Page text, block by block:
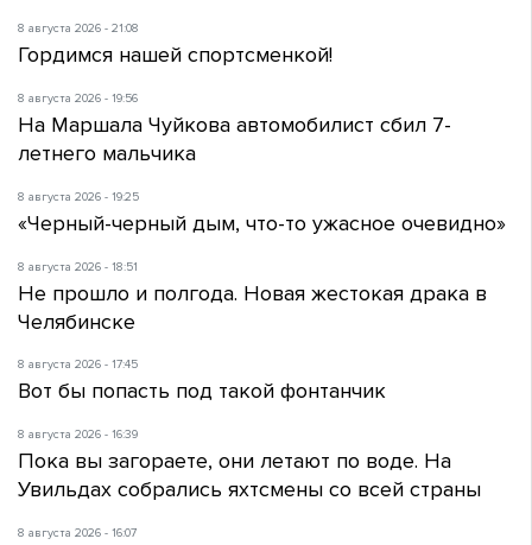
8 августа 2026 - 21:08
Гордимся нашей спортсменкой!
8 августа 2026 - 19:56
На Маршала Чуйкова автомобилист сбил 7-
летнего мальчика
8 августа 2026 - 19:25
«Черный-черный дым, что-то ужасное очевидно»
8 августа 2026 - 18:51
Не прошло и полгода. Новая жестокая драка в
Челябинске
8 августа 2026 - 17:45
Вот бы попасть под такой фонтанчик
8 августа 2026 - 16:39
Пока вы загораете, они летают по воде. На
Увильдах собрались яхтсмены со всей страны
8 августа 2026 - 16:07